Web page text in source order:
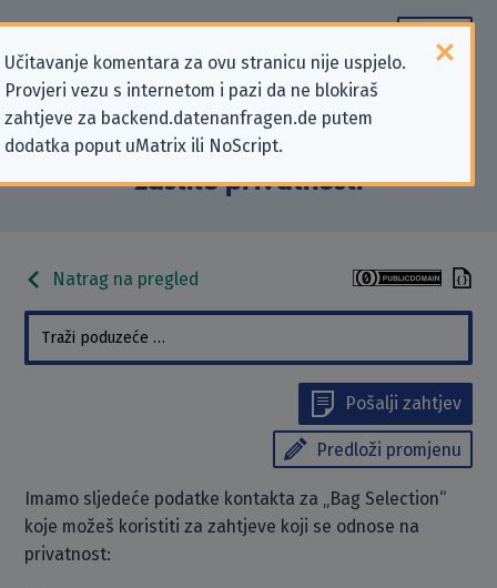
Učitavanje komentara za ovu stranicu nije uspjelo.
Provjeri vezu s internetom i pazi da ne blokiraš
zahtjeve za backend.datenanfragen.de putem
dodatka poput uMatrix ili NoScript.
Podaci kontakta „Bag Selection”
koji se odnose na zahtjeve za
zaštitu privatnosti
Natrag na pregled
Pošalji zahtjev
Predloži promjenu
Imamo sljedeće podatke kontakta za „Bag Selection“
koje možeš koristiti za zahtjeve koji se odnose na
privatnost: